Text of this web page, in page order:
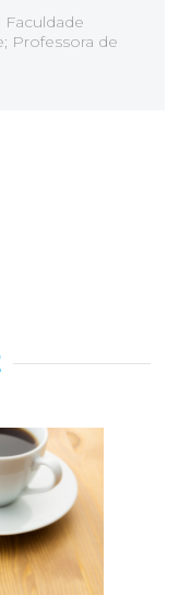
Professora de